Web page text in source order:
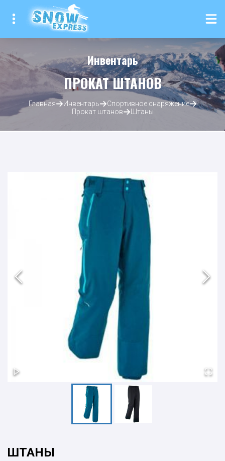
Инвентарь
ПРОКАТ ШТАНОВ
Главная Инвентарь
Спортивное снаряжение
Прокат штанов
Штаны
ШТАНЫ